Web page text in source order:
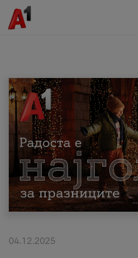
МК EN SQ
Приватни Деловни
Поддршка
Надополни кредит
04.12.2025